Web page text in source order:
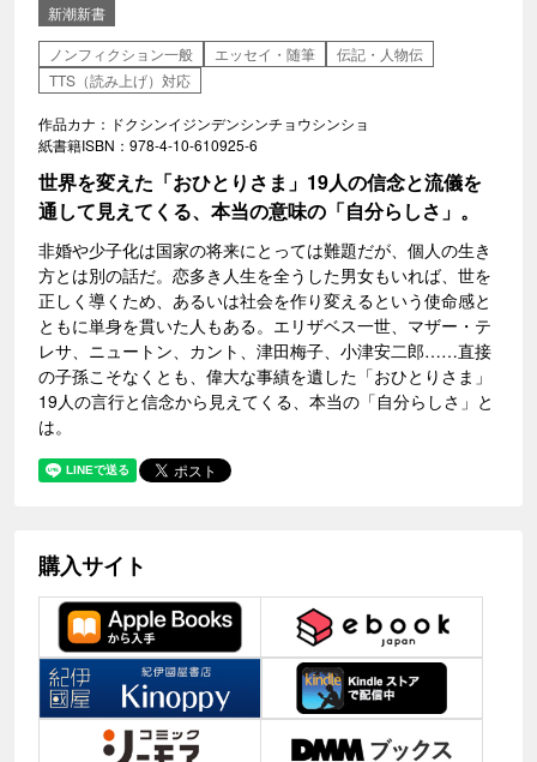
新潮新書
ノンフィクション一般
エッセイ・随筆
伝記・人物伝
TTS（読み上げ）対応
作品カナ：ドクシンイジンデンシンチョウシンショ
紙書籍ISBN：978-4-10-610925-6
世界を変えた「おひとりさま」19人の信念と流儀を
通して見えてくる、本当の意味の「自分らしさ」。
非婚や少子化は国家の将来にとっては難題だが、個人の生き
方とは別の話だ。恋多き人生を全うした男女もいれば、世を
正しく導くため、あるいは社会を作り変えるという使命感と
ともに単身を貫いた人もある。エリザベス一世、マザー・テ
レサ、ニュートン、カント、津田梅子、小津安二郎……直接
の子孫こそなくとも、偉大な事績を遺した「おひとりさま」
19人の言行と信念から見えてくる、本当の「自分らしさ」と
は。
購入サイト